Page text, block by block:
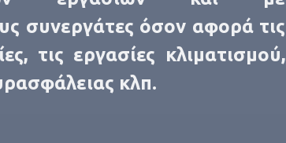
συνεργάτες όσον αφορά τις
τις εργασίες κλιματισμού,
κλπ.